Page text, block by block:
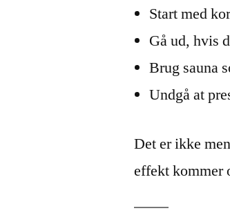
Start med
Gå ud, hvis
Brug sauna
Undgå at
Det er ikke
effekt kommer